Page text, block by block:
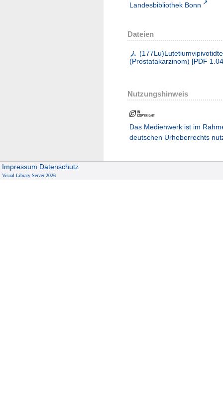
Landesbibliothek Bonn
Dateien
(Prostatakarzinom) [PDF
Nutzungshinweis
Das Medienwerk ist im
deutschen Urheberrechts
Impressum Datenschutz
Visual Library Server 2026